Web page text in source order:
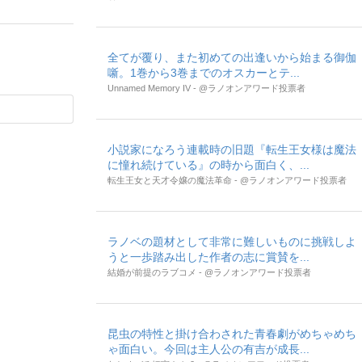
全てが覆り、また初めての出逢いから始まる御伽
噺。1巻から3巻までのオスカーとテ...
Unnamed Memory IV - @ラノオンアワード投票者
小説家になろう連載時の旧題『転生王女様は魔法
に憧れ続けている』の時から面白く、...
転生王女と天才令嬢の魔法革命 - @ラノオンアワード投票者
ラノベの題材として非常に難しいものに挑戦しよ
うと一歩踏み出した作者の志に賞賛を...
結婚が前提のラブコメ - @ラノオンアワード投票者
昆虫の特性と掛け合わされた青春劇がめちゃめち
ゃ面白い。今回は主人公の有吉が成長...